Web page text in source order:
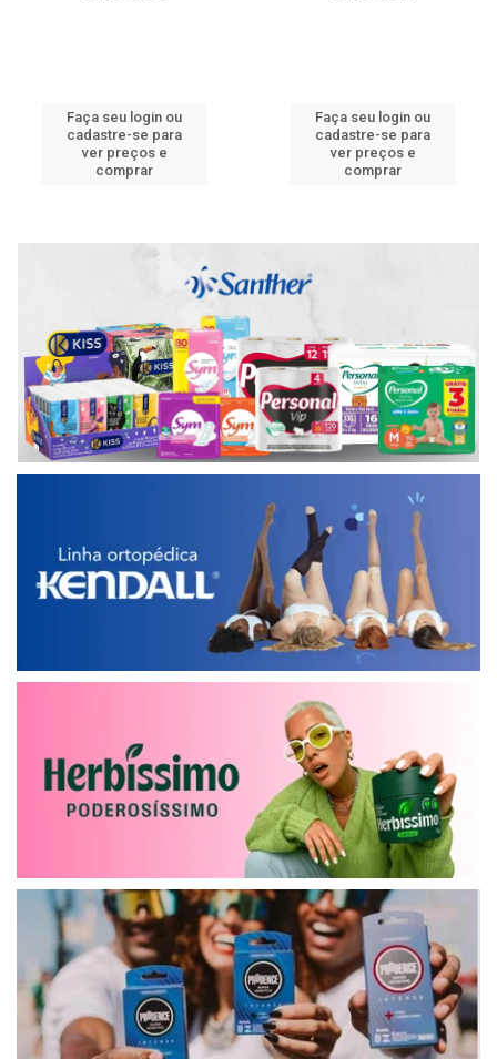
Faça seu login ou
cadastre-se para
ver preços e
comprar
Faça seu login ou
cadastre-se para
ver preços e